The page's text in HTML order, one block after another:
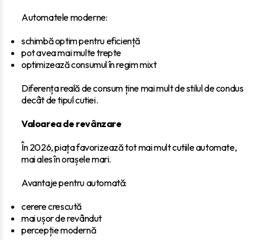
Automatele moderne:
schimbă optim pentru eficiență
pot avea mai multe trepte
optimizează consumul în regim mixt
Diferența reală de consum ține mai mult de stilul de condus
decât de tipul cutiei.
Valoarea de revânzare
În 2026, piața favorizează tot mai mult cutiile automate,
mai ales în orașele mari.
Avantaje pentru automată:
cerere crescută
mai ușor de revândut
percepție modernă